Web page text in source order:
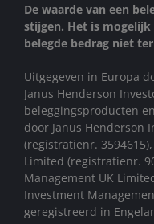
De waarde van een
stijgen. Het is
belegde bedrag niet
Uitgegeven in Europa
Janus Henderson
beleggingsproducten
door Janus Henderson
(registratienr.
Limited (registratienr.
Management UK
Investment
geregistreerd in